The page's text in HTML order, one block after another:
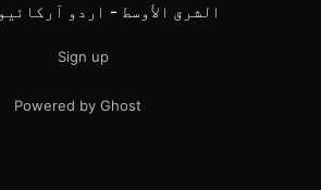
الشرق الأوسط - اردو آرکائیو
Sign up
Powered by Ghost